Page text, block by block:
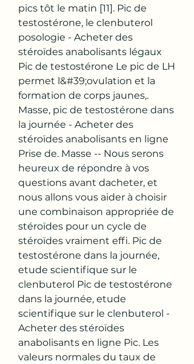
pics tôt le matin [11]. Pic de
testostérone, le clenbuterol
posologie - Acheter des
stéroïdes anabolisants légaux
Pic de testostérone Le pic de LH
permet l&#39;ovulation et la
formation de corps jaunes,.
Masse, pic de testostérone dans
la journée - Acheter des
stéroïdes anabolisants en ligne
Prise de. Masse -- Nous serons
heureux de répondre à vos
questions avant dacheter, et
nous allons vous aider à choisir
une combinaison appropriée de
stéroïdes pour un cycle de
stéroïdes vraiment effi. Pic de
testostérone dans la journée,
etude scientifique sur le
clenbuterol Pic de testostérone
dans la journée, etude
scientifique sur le clenbuterol -
Acheter des stéroïdes
anabolisants en ligne Pic. Les
valeurs normales du taux de